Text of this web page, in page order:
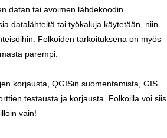
datan tai avoimen lähdekoodin
datalähteitä tai työkaluja käytetään, niin
Folkoiden tarkoituksena on myös
parempi.
korjausta, QGISin suomentamista, GIS
testausta ja korjausta. Folkoilla voi siis
vain!